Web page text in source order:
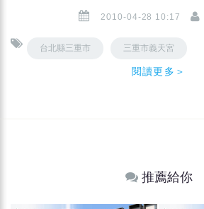
2010-04-28 10:17
台北縣三重市 三重市義天宮
閱讀更多＞
推薦給你